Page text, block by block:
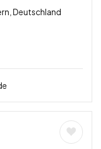
Deutschland